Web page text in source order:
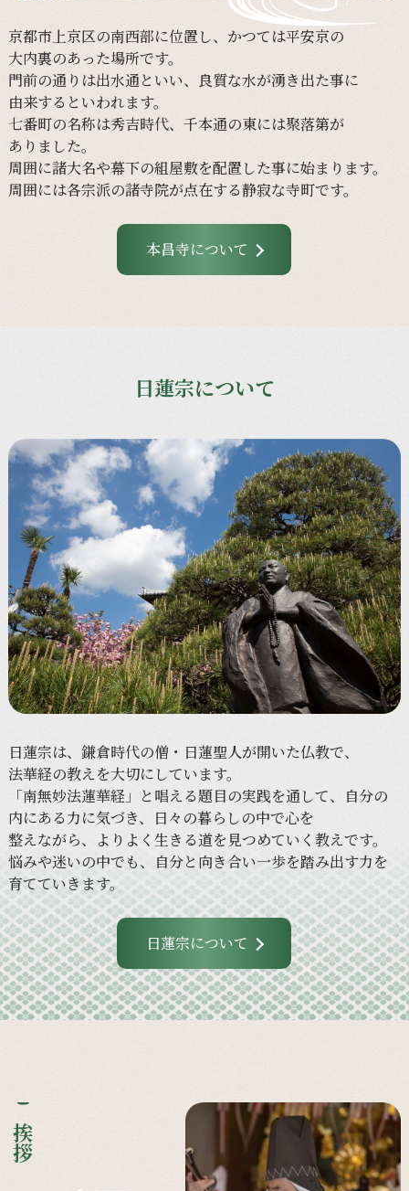
京都市上京区の南西部に位置し、 かつては平安京の
大内裏のあった場所です。
門前の通りは出水通といい、 良質な水が湧き出た事に
由来するといわれます。
七番町の名称は秀吉時代、 千本通の東には聚落第が
ありました。
周囲に諸大名や幕下の組屋敷を配置した事に始まります。
周囲には各宗派の諸寺院が点在する静寂な寺町です。
本昌寺について
日蓮宗について
日蓮宗は、 鎌倉時代の僧・日蓮聖人が開いた仏教で、
法華経の教えを大切にしています。
「南無妙法蓮華経」と唱える題目の実践を通して、
自分の
内にある力に気づき、 日々の暮らしの中で心を
整えながら、
より よく 生きる道を見つめていく 教えです。
悩みや迷いの中でも、 自分と向き合い一歩を踏み出す力を
育てていきます。
日蓮宗について
ご挨拶